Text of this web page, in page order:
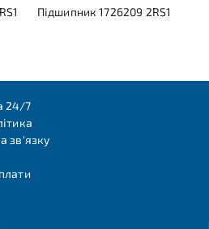
Підшипник 1726209 2RS1
24/7
зв'язку